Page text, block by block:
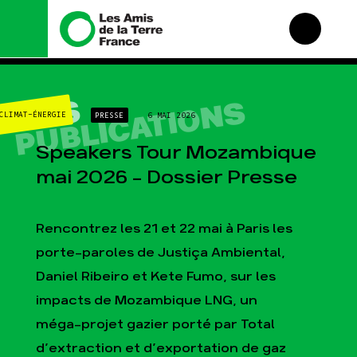
NOS
PUBLICATIONS
Nous connaître
Histoire
Manifeste
Missions et méthodes
fonctionnement
monde
Nos alliés
Je soutiens les Amis de
Nos campagnes
Total, rendez-vous au
tribunal
Gaz « naturel », le
grand enfumage
Mode : une tendance
Gaz au Mozambique, la
violence TOTAL(e)
Nos autres campagnes
CLIMAT-ÉNERGIE PRESSE 6 MAI 2026
Speakers Tour Mozambique
mai 2026 – Dossier Presse
Rencontrez les 21 et 22 mai à Paris les
porte-paroles de Justiça Ambiental,
Daniel Ribeiro et Kete Fumo, sur les
impacts de Mozambique LNG, un
méga-projet gazier porté par Total
d’extraction et d’exportation de gaz